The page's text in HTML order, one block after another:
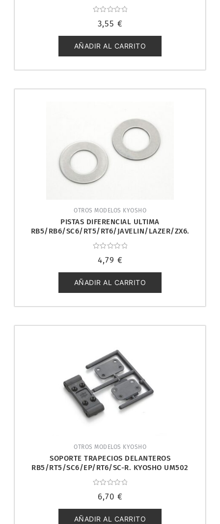
con
de
5
3,55 €
AÑADIR AL CARRITO
OTROS MODELOS KYOSHO
PISTAS DIFERENCIAL ULTIMA
RB5/RB6/SC6/RT5/RT6/JAVELIN/LAZER/ZX6.
KYOSH
con
de
5
4,79 €
AÑADIR AL CARRITO
OTROS MODELOS KYOSHO
SOPORTE TRAPECIOS DELANTEROS
RB5/RT5/SC6/EP/RT6/SC-R. KYOSHO UM502
con
de
5
6,70 €
AÑADIR AL CARRITO